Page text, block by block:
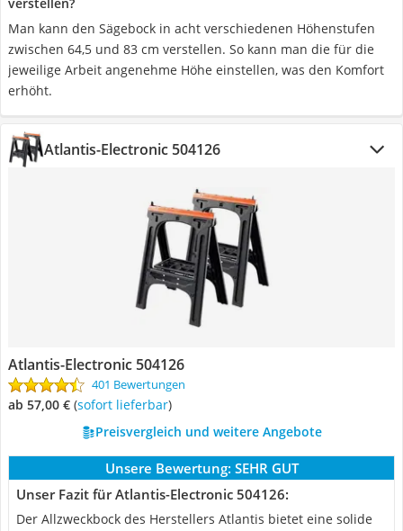
Man kann den Sägebock in acht verschiedenen Höhenstufen
zwischen 64,5 und 83 cm verstellen. So kann man die für die
jeweilige Arbeit angenehme Höhe einstellen, was den Komfort
erhöht.
Atlantis-Electronic 504126
Atlantis-Electronic 504126
401 Bewertungen
ab 57,00 € ( Sofort lieferbar)
Preisvergleich und weitere Angebote
Unsere Bewertung: SEHR GUT
Unser Fazit für Atlantis-Electronic 504126:
Der Allzweckbock des Herstellers Atlantis bietet eine solide